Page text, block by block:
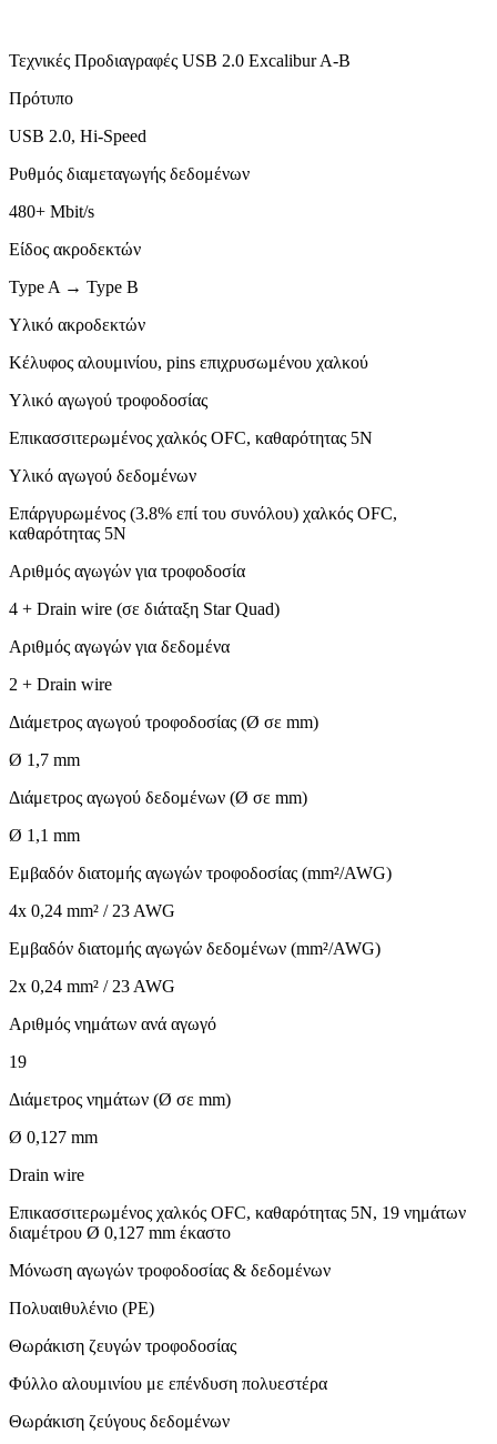
Τεχνικές Προδιαγραφές USB 2.0 Excalibur A-B
Πρότυπο
USB 2.0, Hi-Speed
Ρυθμός διαμεταγωγής δεδομένων
480+ Mbit/s
Είδος ακροδεκτών
Type A → Type B
Υλικό ακροδεκτών
Κέλυφος αλουμινίου, pins επιχρυσωμένου χαλκού
Υλικό αγωγού τροφοδοσίας
Επικασσιτερωμένος χαλκός OFC, καθαρότητας 5Ν
Υλικό αγωγού δεδομένων
Επάργυρωμένος (3.8% επί του συνόλου) χαλκός OFC,
καθαρότητας 5Ν
Αριθμός αγωγών για τροφοδοσία
4 + Drain wire (σε διάταξη Star Quad)
Αριθμός αγωγών για δεδομένα
2 + Drain wire
Διάμετρος αγωγού τροφοδοσίας (Ø σε mm)
Ø 1,7 mm
Διάμετρος αγωγού δεδομένων (Ø σε mm)
Ø 1,1 mm
Εμβαδόν διατομής αγωγών τροφοδοσίας (mm²/AWG)
4x 0,24 mm² / 23 AWG
Εμβαδόν διατομής αγωγών δεδομένων (mm²/AWG)
2x 0,24 mm² / 23 AWG
Αριθμός νημάτων ανά αγωγό
19
Διάμετρος νημάτων (Ø σε mm)
Ø 0,127 mm
Drain wire
Επικασσιτερωμένος χαλκός OFC, καθαρότητας 5Ν, 19 νημάτων
διαμέτρου Ø 0,127 mm έκαστο
Μόνωση αγωγών τροφοδοσίας & δεδομένων
Πολυαιθυλένιο (PE)
Θωράκιση ζευγών τροφοδοσίας
Φύλλο αλουμινίου με επένδυση πολυεστέρα
Θωράκιση ζεύγους δεδομένων